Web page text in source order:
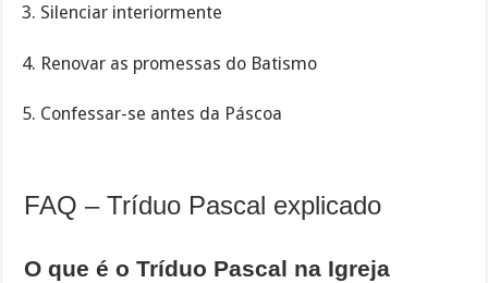
Silenciar interiormente
Renovar as promessas do Batismo
Confessar-se antes da Páscoa
FAQ – Tríduo Pascal explicado
O que é o Tríduo Pascal na Igreja